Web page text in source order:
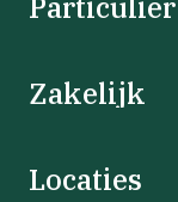
Zakelijk
Locaties